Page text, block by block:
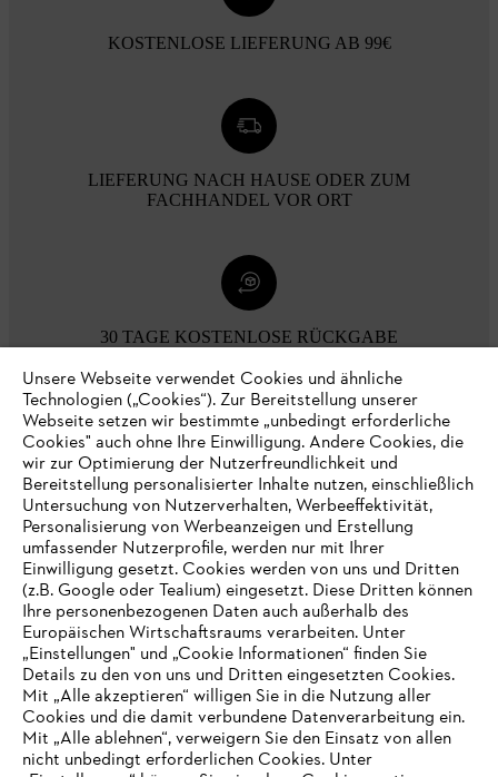
KOSTENLOSE LIEFERUNG AB 99€
LIEFERUNG NACH HAUSE ODER ZUM
FACHHANDEL VOR ORT
30 TAGE KOSTENLOSE RÜCKGABE
Zahlungsmöglichkeiten
Unternehmen
Online Shop
Unsere Webseite verwendet Cookies und ähnliche
Technologien („Cookies“). Zur Bereitstellung unserer
Webseite setzen wir bestimmte „unbedingt erforderliche
Cookies" auch ohne Ihre Einwilligung. Andere Cookies, die
wir zur Optimierung der Nutzerfreundlichkeit und
Bereitstellung personalisierter Inhalte nutzen, einschließlich
Untersuchung von Nutzerverhalten, Werbeeffektivität,
Personalisierung von Werbeanzeigen und Erstellung
umfassender Nutzerprofile, werden nur mit Ihrer
Einwilligung gesetzt. Cookies werden von uns und Dritten
(z.B. Google oder Tealium) eingesetzt. Diese Dritten können
Ihre personenbezogenen Daten auch außerhalb des
Europäischen Wirtschaftsraums verarbeiten. Unter
„Einstellungen" und „Cookie Informationen“ finden Sie
Details zu den von uns und Dritten eingesetzten Cookies.
Mit „Alle akzeptieren“ willigen Sie in die Nutzung aller
Cookies und die damit verbundene Datenverarbeitung ein.
Mit „Alle ablehnen“, verweigern Sie den Einsatz von allen
nicht unbedingt erforderlichen Cookies. Unter